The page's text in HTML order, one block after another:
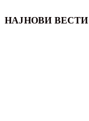
НАЈНОВИ ВЕСТИ